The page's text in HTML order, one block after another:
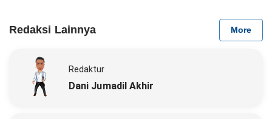
Redaksi Lainnya More
Redaktur
Dani Jumadil Akhir